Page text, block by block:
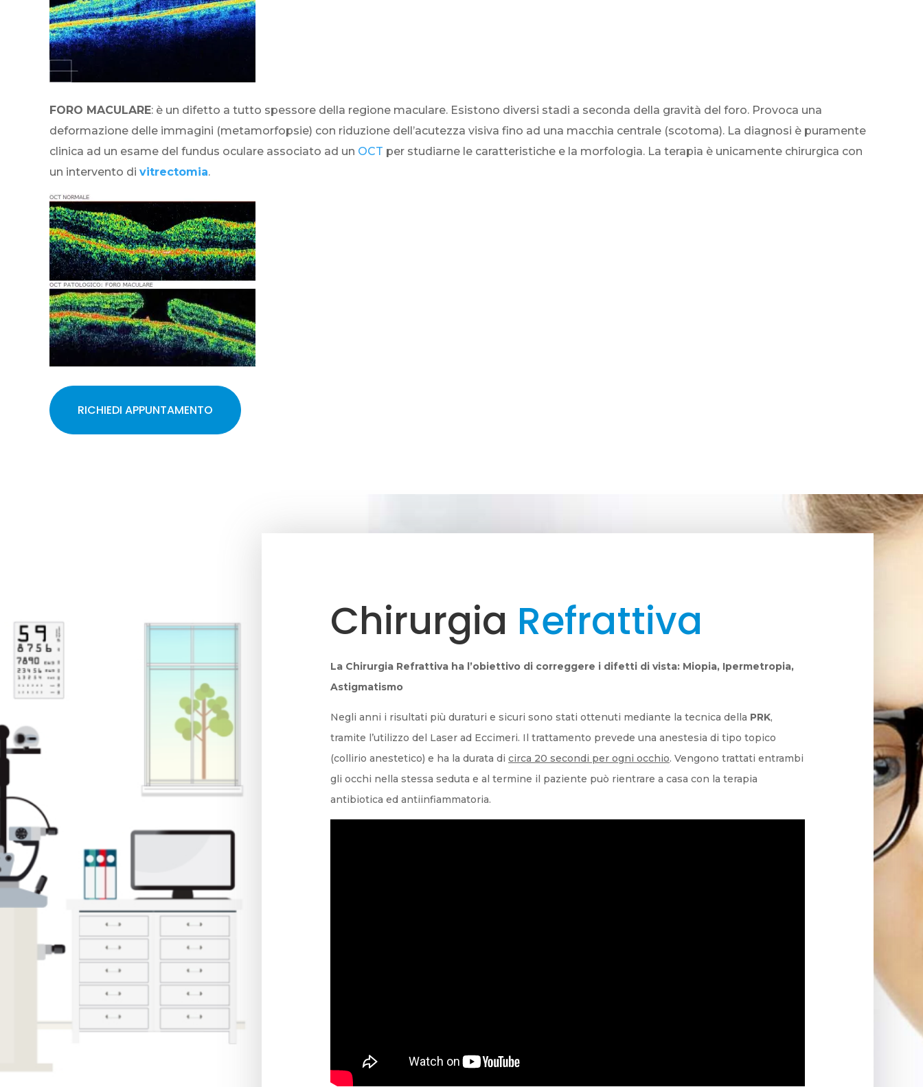
FORO MACULARE: è un difetto a tutto spessore della regione maculare. Esistono diversi stadi a seconda della gravità del foro. Provoca una
deformazione delle immagini (metamorfopsie) con riduzione dell’acutezza visiva fino ad una macchia centrale (scotoma). La diagnosi è puramente
clinica ad un esame del fundus oculare associato ad un OCT per studiarne le caratteristiche e la morfologia. La terapia è unicamente chirurgica con
un intervento di vitrectomia.
RICHIEDI APPUNTAMENTO
Chirurgia Refrattiva
La Chirurgia Refrattiva ha l’obiettivo di correggere i difetti di vista: Miopia, Ipermetropia,
Astigmatismo
Negli anni i risultati più duraturi e sicuri sono stati ottenuti mediante la tecnica della PRK,
tramite l’utilizzo del Laser ad Eccimeri. Il trattamento prevede una anestesia di tipo topico
(collirio anestetico) e ha la durata di circa 20 secondi per ogni occhio. Vengono trattati entrambi
gli occhi nella stessa seduta e al termine il paziente può rientrare a casa con la terapia
antibiotica ed antiinfiammatoria.